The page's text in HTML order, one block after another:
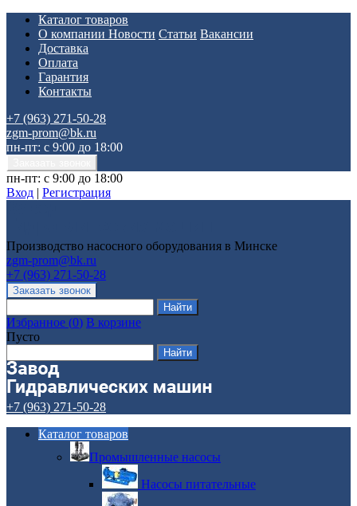
Каталог товаров
О компании Новости Статьи Вакансии
Доставка
Оплата
Гарантия
Контакты
+7 (963) 271-50-28
zgm-prom@bk.ru
пн-пт: с 9:00 до 18:00
пн-пт: с 9:00 до 18:00
Вход | Регистрация
Производство насосного оборудования в Минске
zgm-prom@bk.ru
+7 (963) 271-50-28
Избранное (0) В корзине
Пусто
+7 (963) 271-50-28
Каталог товаров
Промышленные насосы
Насосы питательные